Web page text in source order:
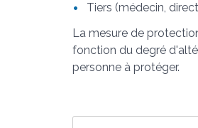
Tiers (médecin,
La mesure de
fonction du degré
personne à protéger.